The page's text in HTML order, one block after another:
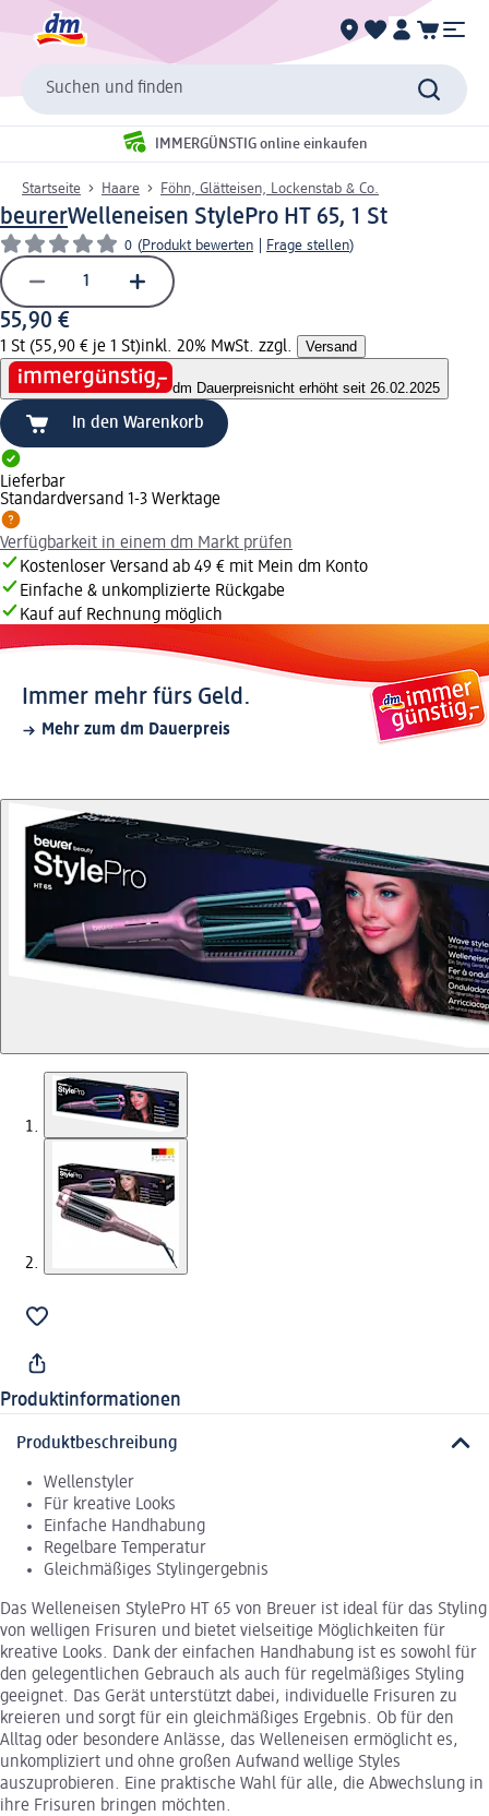
Suchen und finden
IMMERGÜNSTIG online einkaufen
Startseite Haare Föhn, Glätteisen, Lockenstab & Co.
beurerWelleneisen StylePro HT 65, 1 St
0 (Produkt bewerten Frage stellen)
55,90 €
1 St (55,90 € je 1 St)inkl. 20% MwSt. zzgl. Versand
dm Dauerpreisnicht erhöht seit 26.02.2025
In den Warenkorb
Lieferbar
Standardversand 1-3 Werktage
Verfügbarkeit in einem dm Markt prüfen
Kostenloser Versand ab 49 € mit Mein dm Konto
Einfache & unkomplizierte Rückgabe
Kauf auf Rechnung möglich
Immer mehr fürs Geld.
Mehr zum dm Dauerpreis
Produktinformationen
Produktbeschreibung
Wellenstyler
Für kreative Looks
Einfache Handhabung
Regelbare Temperatur
Gleichmäßiges Stylingergebnis
Das Welleneisen StylePro HT 65 von Breuer ist ideal für das Styling
von welligen Frisuren und bietet vielseitige Möglichkeiten für
kreative Looks. Dank der einfachen Handhabung ist es sowohl für
den gelegentlichen Gebrauch als auch für regelmäßiges Styling
geeignet. Das Gerät unterstützt dabei, individuelle Frisuren zu
kreieren und sorgt für ein gleichmäßiges Ergebnis. Ob für den
Alltag oder besondere Anlässe, das Welleneisen ermöglicht es,
unkompliziert und ohne großen Aufwand wellige Styles
auszuprobieren. Eine praktische Wahl für alle, die Abwechslung in
ihre Frisuren bringen möchten.